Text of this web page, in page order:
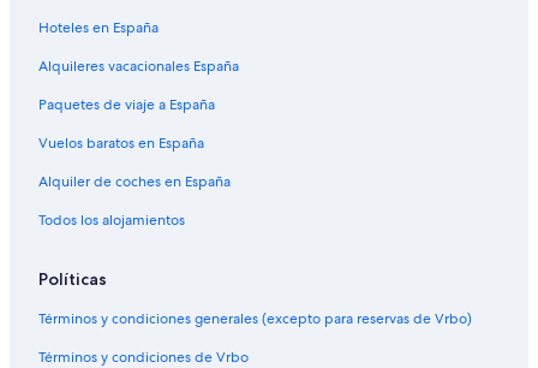
Hoteles en España
Alquileres vacacionales España
Paquetes de viaje a España
Vuelos baratos en España
Alquiler de coches en España
Todos los alojamientos
Políticas
Términos y condiciones generales (excepto para reservas de Vrbo)
Términos y condiciones de Vrbo